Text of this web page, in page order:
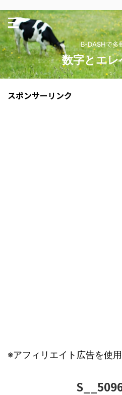
B-DASHで多
数字とエレ
スポンサーリンク
※アフィリエイト広告を使